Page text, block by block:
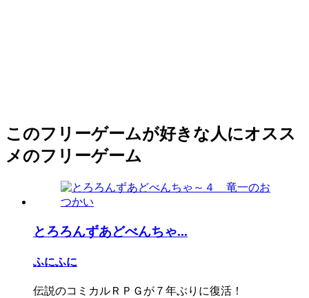
このフリーゲームが好きな人にオスス
メのフリーゲーム
とろろんずあどべんちゃ...
ふにふに
伝説のコミカルＲＰＧが７年ぶりに復活！